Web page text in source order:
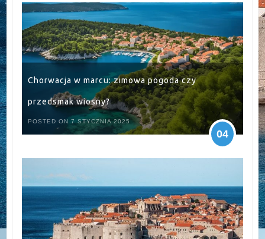
Chorwacja w marcu: zimowa pogoda czy
przedsmak wiosny?
POSTED ON 7 STYCZNIA 2025
04